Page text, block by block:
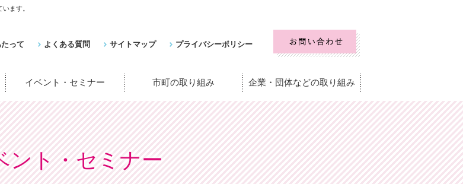
ます。
って よくある質問 サイトマップ プライバシーポリシー
イベント・セミナー 市町の取り組み 企業・団体などの取り組み
ント・セミナー